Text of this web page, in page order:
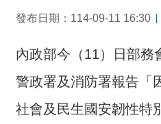
本
部
簡
發布日期：114-09-11 16:30
內政部今（11）日部務
警政署及消防署報告「
社會及民生國安韌性特